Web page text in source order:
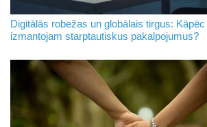
Digitālās robežas un globālais tirgus:
izmantojam starptautiskus pakalpojumus?